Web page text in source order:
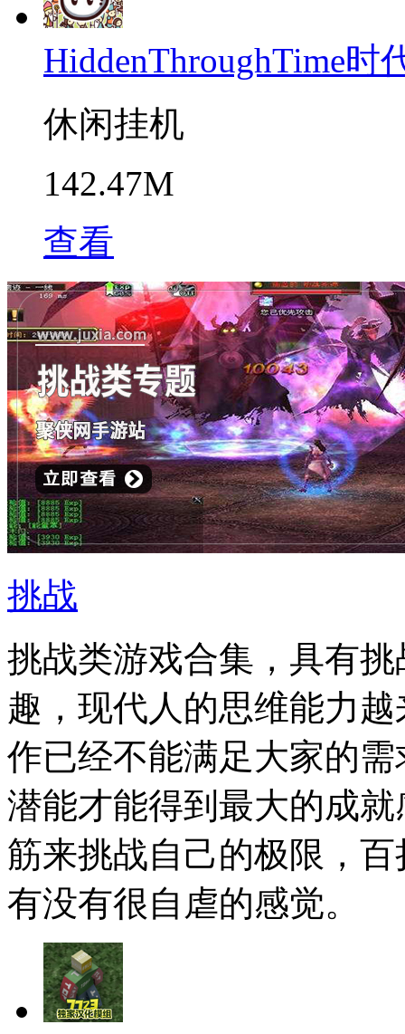
HiddenThroughTime时
休闲挂机
142.47M
查看
挑战
挑战类游戏合集，具有
趣，现代人的思维能力
作已经不能满足大家的
潜能才能得到最大的成
筋来挑战自己的极限，
有没有很自虐的感觉。